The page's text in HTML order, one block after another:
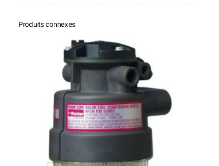
Produits connexes